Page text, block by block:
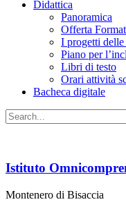
Didattica
Panoramica
Offerta
I progetti delle
Piano per
Libri di testo
Orari attività
Bacheca digitale
Istituto
Montenero di Bisaccia